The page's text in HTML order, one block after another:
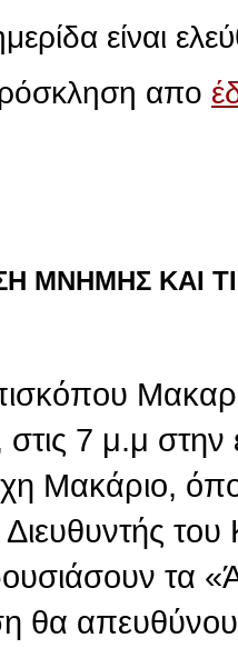
είναι
απο
ΜΝΗΜΗΣ ΚΑΙ
7 μ.μ
Μακάριο,
Διευθυντής
τα
θα